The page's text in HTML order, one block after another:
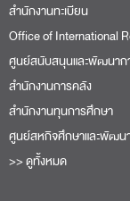
สำนักงานทะเบียน
Office of International
ศูนย์สนับสนุนและพัฒนาก
สำนักงานการคลัง
สำนักงานทุนการศึกษา
ศูนย์สหกิจศึกษาและพัฒน
>> ดูทั้งหมด